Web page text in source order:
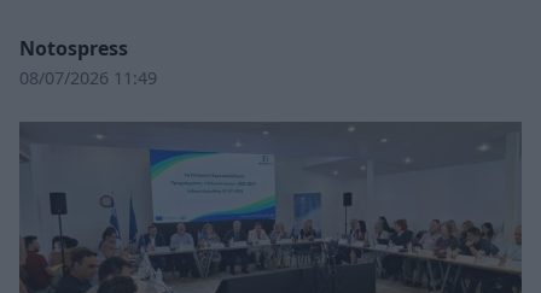
Notospress
08/07/2026 11:49